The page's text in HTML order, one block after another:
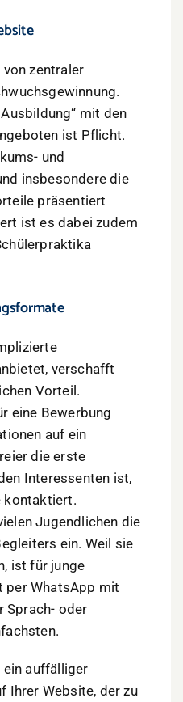
zentraler
mit den
ist Pflicht.
und
insbesondere die
präsentiert
ist es dabei zudem
verschafft
Vorteil.
eine Bewerbung
auf ein
die erste
Interessenten ist,
kontaktiert.
Jugendlichen die
ein. Weil sie
ist für junge
per WhatsApp mit
Sprach- oder
auffälliger
Ihrer Website, der zu